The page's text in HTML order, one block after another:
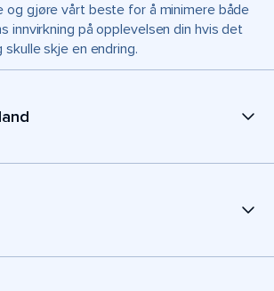
og gjøre vårt beste for å minimere både
innvirkning på opplevelsen din hvis det
skje en endring.